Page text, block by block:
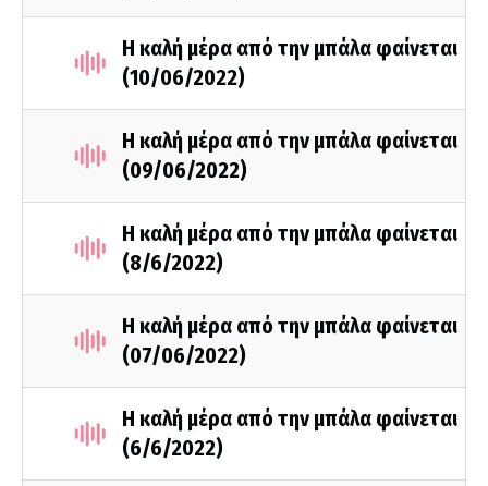
Η καλή μέρα από την μπάλα φαίνεται
(10/06/2022)
Η καλή μέρα από την μπάλα φαίνεται
(09/06/2022)
Η καλή μέρα από την μπάλα φαίνεται
(8/6/2022)
Η καλή μέρα από την μπάλα φαίνεται
(07/06/2022)
Η καλή μέρα από την μπάλα φαίνεται
(6/6/2022)